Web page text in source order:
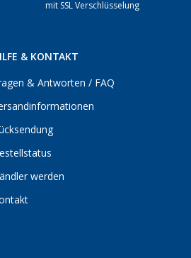
mit SSL Verschlüsselung
& KONTAKT
& Antworten / FAQ
werden